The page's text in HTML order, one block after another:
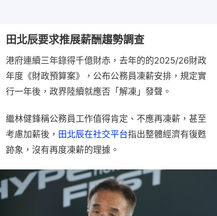
田北辰要求推展薪酬趨勢調查
港府連續三年錄得千億財赤，去年的的2025/26財政
年度《財政預算案》，公布公務員凍薪安排，規定實
行一年後，政界陸續就應否「解凍」發聲。
繼林健鋒稱公務員工作值得肯定、不應再凍薪，甚至
考慮加薪後， 田北辰在社交平台指出整體經濟有復甦
跡象，沒有再度凍薪的理據。